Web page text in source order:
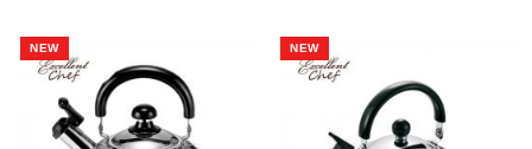
NEW NEW